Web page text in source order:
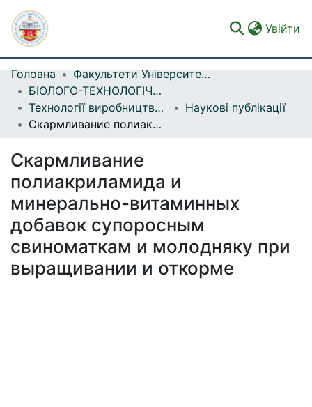
Увійти
Фонди та зібрання
Пошук за критеріями
Головна
Факультети Університету
БІОЛОГО-ТЕХНОЛОГІЧНИЙ ФАКУЛЬТЕТ
Технології виробництва продукції птахівництва та свинарства
Наукові публікації
Скармливание полиакриламида и минерально-витаминных добавок супоросным свиноматкам и молодняку при выращивании и откорме
Скармливание
полиакриламида и
минерально-витаминных
добавок супоросным
свиноматкам и молодняку при
выращивании и откорме